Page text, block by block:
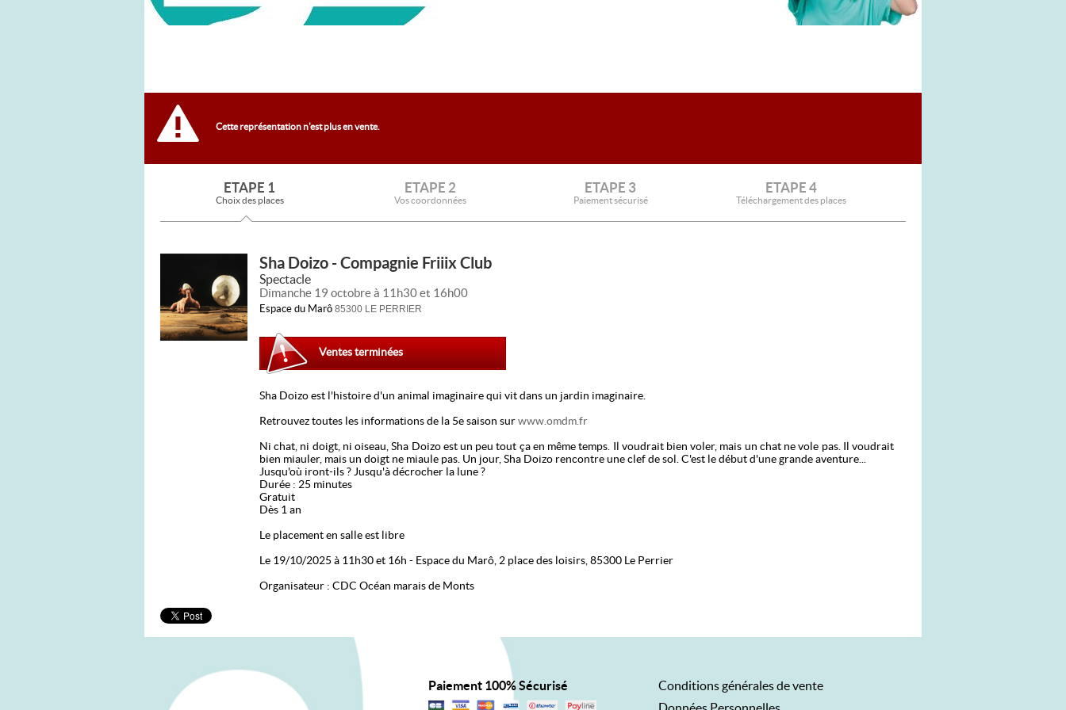
Cette représentation n'est plus en vente.
ETAPE 1
Choix des places
ETAPE 2
Vos coordonnées
ETAPE 3
Paiement sécurisé
ETAPE 4
Téléchargement des places
Sha Doizo - Compagnie Friiix Club
Spectacle
Dimanche 19 octobre à 11h30 et 16h00
Espace du Marô 85300 LE PERRIER
Ventes terminées
Sha Doizo est l'histoire d'un animal imaginaire qui vit dans un jardin imaginaire.
Retrouvez toutes les informations de la 5e saison surwww.omdm.fr
Ni chat, ni doigt, ni oiseau, Sha Doizo est un peu tout ça en même temps. Il voudrait bien voler, mais un chat ne vole pas. Il voudrait
bien miauler, mais un doigt ne miaule pas. Un jour, Sha Doizo rencontre une clef de sol. C'est le début d'une grande aventure...
Jusqu'où iront-ils ? Jusqu'à décrocher la lune ?
Durée : 25 minutes
Gratuit
Dès 1 an
Le placement en salle est libre
Le 19/10/2025 à 11h30 et 16h - Espace du Marô, 2 place des loisirs, 85300 Le Perrier
Organisateur : CDC Océan marais de Monts
Paiement 100% Sécurisé
Conditions générales de vente